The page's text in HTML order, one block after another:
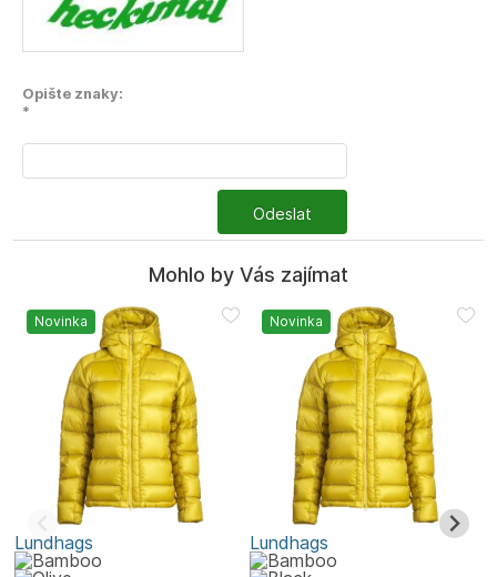
Opište znaky:
*
Odeslat
Mohlo by Vás zajímat
Novinka
Lundhags
Novinka
Lundhags